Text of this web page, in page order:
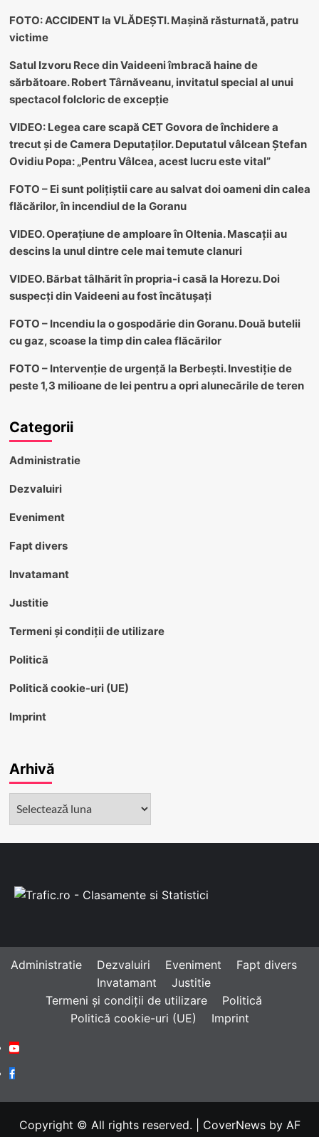
FOTO: ACCIDENT la VLĂDEȘTI. Mașină răsturnată, patru
victime
Satul Izvoru Rece din Vaideeni îmbracă haine de
sărbătoare. Robert Târnăveanu, invitatul special al unui
spectacol folcloric de excepție
VIDEO: Legea care scapă CET Govora de închidere a
trecut și de Camera Deputaților. Deputatul vâlcean Ștefan
Ovidiu Popa: „Pentru Vâlcea, acest lucru este vital”
FOTO – Ei sunt polițiștii care au salvat doi oameni din calea
flăcărilor, în incendiul de la Goranu
VIDEO. Operațiune de amploare în Oltenia. Mascații au
descins la unul dintre cele mai temute clanuri
VIDEO. Bărbat tâlhărit în propria-i casă la Horezu. Doi
suspecți din Vaideeni au fost încătușați
FOTO – Incendiu la o gospodărie din Goranu. Două butelii
cu gaz, scoase la timp din calea flăcărilor
FOTO – Intervenție de urgență la Berbești. Investiție de
peste 1,3 milioane de lei pentru a opri alunecările de teren
Categorii
Administratie
Dezvaluiri
Eveniment
Fapt divers
Invatamant
Justitie
Termeni și condiții de utilizare
Politică
Politică cookie-uri (UE)
Imprint
Arhivă
Administratie Dezvaluiri Eveniment
Fapt divers
Invatamant
Justitie
Termeni și condiții de utilizare
Politică
Politică cookie-uri (UE)
Imprint
Youtube
Facebook
Copyright © All rights reserved. CoverNewsby AF